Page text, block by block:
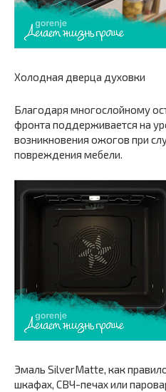
Холодная дверца духовки
Благодаря многослойному
фронта поддерживается на
возникновения ожогов при
повреждения мебели.
Эмаль SilverMatte, как
шкафах, СВЧ-печах или